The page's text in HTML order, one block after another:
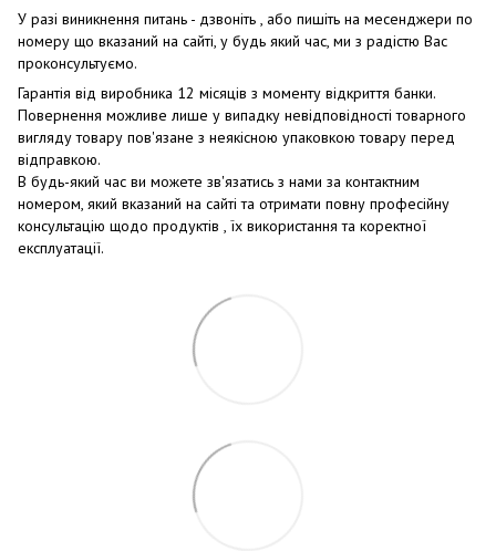
У разі виникнення питань - дзвоніть , або пишіть на месенджери по
номеру що вказаний на сайті, у будь який час, ми з радістю Вас
проконсультуємо.
Гарантія від виробника 12 місяців з моменту відкриття банки.
Повернення можливе лише у випадку невідповідності товарного
вигляду товару пов'язане з неякісною упаковкою товару перед
відправкою.
В будь-який час ви можете зв'язатись з нами за контактним
номером, який вказаний на сайті та отримати повну професійну
консультацію щодо продуктів , їх використання та коректної
експлуатації.